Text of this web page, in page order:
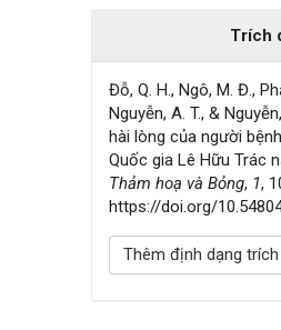
Trích
Đỗ, Q. H., Ngô, M. Đ.,
Nguyễn, A. T., &
hài lòng của người
Quốc gia Lê Hữu Trác
Thảm hoạ và Bỏng, 1,
https://doi.org/
Thêm định dạng